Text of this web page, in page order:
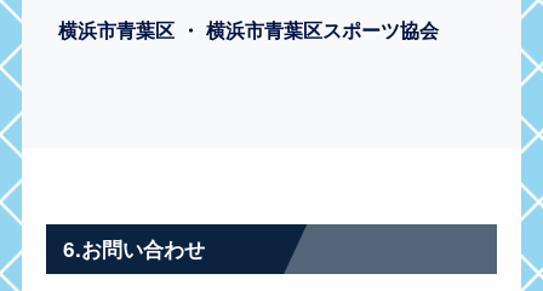
横浜市青葉区 ・ 横浜市青葉区スポーツ協会
6.お問い合わせ